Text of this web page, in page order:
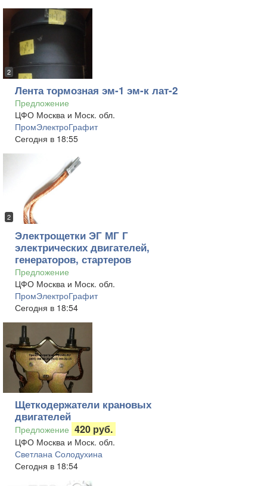
2
Лента тормозная эм-1 эм-к лат-2
Предложение
ЦФО Москва и Моск. обл.
ПромЭлектроГрафит
Сегодня в 18:55
2
Электрощетки ЭГ МГ Г
электрических двигателей,
генераторов, стартеров
Предложение
ЦФО Москва и Моск. обл.
ПромЭлектроГрафит
Сегодня в 18:54
Щеткодержатели крановых
двигателей
Предложение 420 руб.
ЦФО Москва и Моск. обл.
Светлана Солодухина
Сегодня в 18:54